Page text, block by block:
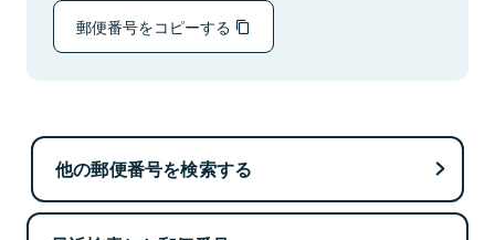
郵便番号をコピーする
他の郵便番号を検索する